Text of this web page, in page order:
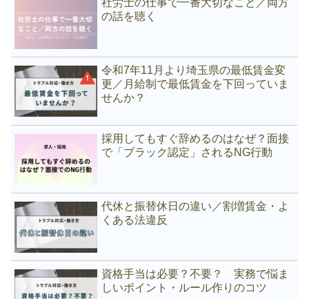
の話を聴く
令和7年11月より埼玉県の最低賃金変
更／月給制で最低賃金を下回っていま
せんか？
採用してもすぐ辞めるのはなぜ？面接
で「ブラック認定」されるNG行動
代休と振替休日の違い／割増賃金・よ
くある法違反
資格手当は必要？不要？ 実務で悩ま
しいポイント・ルール作りのコツ